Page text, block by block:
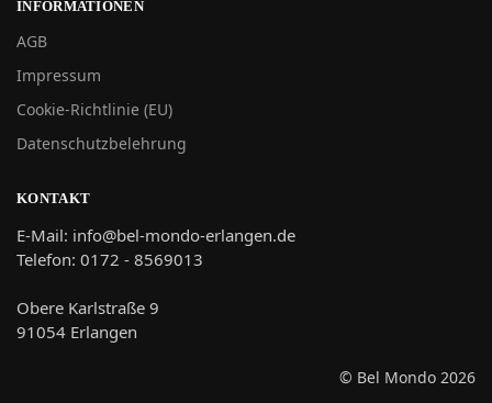
INFORMATIONEN
AGB
Impressum
Cookie-Richtlinie (EU)
Datenschutzbelehrung
KONTAKT
E-Mail: info@bel-mondo-erlangen.de
Telefon: 0172 - 8569013
Obere Karlstraße 9
91054 Erlangen
© Bel Mondo 2026